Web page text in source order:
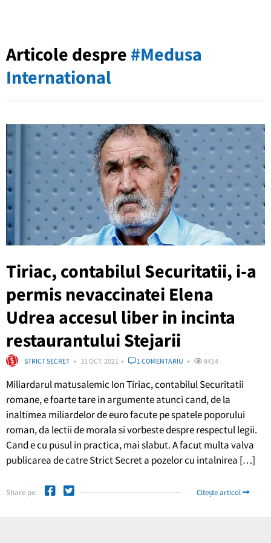
Articole despre #Medusa
International
Tiriac, contabilul Securitatii, i-a
permis nevaccinatei Elena
Udrea accesul liber in incinta
restaurantului Stejarii
STRICT SECRET 31 OCT. 2021 1 COMENTARIU 8414
Miliardarul matusalemic Ion Tiriac, contabilul Securitatii
romane, e foarte tare in argumente atunci cand, de la
inaltimea miliardelor de euro facute pe spatele poporului
roman, da lectii de morala si vorbeste despre respectul legii.
Cand e cu pusul in practica, mai slabut. A facut multa valva
publicarea de catre Strict Secret a pozelor cu intalnirea […]
Share pe: Citește articol